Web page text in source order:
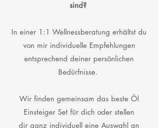
sind?
In einer 1:1 Wellnessberatung erhältst du
von mir individuelle Empfehlungen
entsprechend deiner persönlichen
Bedürfnisse.
Wir finden gemeinsam das beste Öl
Einsteiger Set für dich oder stellen
dir ganz individuell eine Auswahl an